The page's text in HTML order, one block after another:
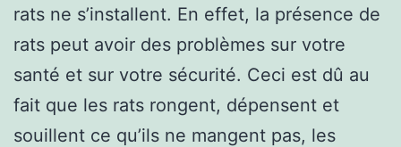
rats ne s’installent. En effet, la présence de
rats peut avoir des problèmes sur votre
santé et sur votre sécurité. Ceci est dû au
fait que les rats rongent, dépensent et
souillent ce qu’ils ne mangent pas, les